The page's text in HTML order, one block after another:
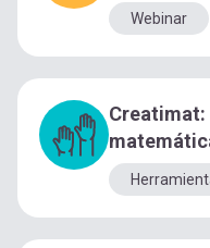
Webinar
Creatimat: